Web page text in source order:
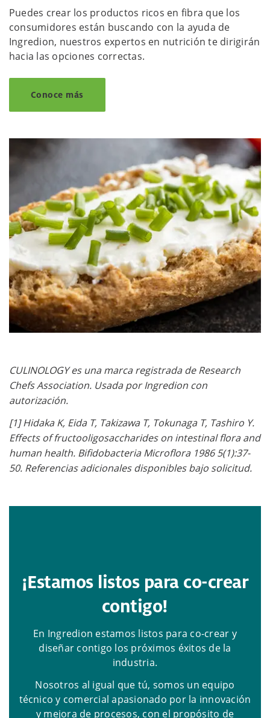
Puedes crear los productos ricos en fibra que los
consumidores están buscando con la ayuda de
Ingredion, nuestros expertos en nutrición te dirigirán
hacia las opciones correctas.
Conoce más
CULINOLOGY es una marca registrada de Research
Chefs Association. Usada por Ingredion con
autorización.
[1] Hidaka K, Eida T, Takizawa T, Tokunaga T, Tashiro Y.
Effects of fructooligosaccharides on intestinal flora and
human health. Bifidobacteria Microflora 1986 5(1):37-
50. Referencias adicionales disponibles bajo solicitud.
¡Estamos listos para co-crear
contigo!
En Ingredion estamos listos para co-crear y
diseñar contigo los próximos éxitos de la
industria.
Nosotros al igual que tú, somos un equipo
técnico y comercial apasionado por la innovación
y mejora de procesos, con el propósito de